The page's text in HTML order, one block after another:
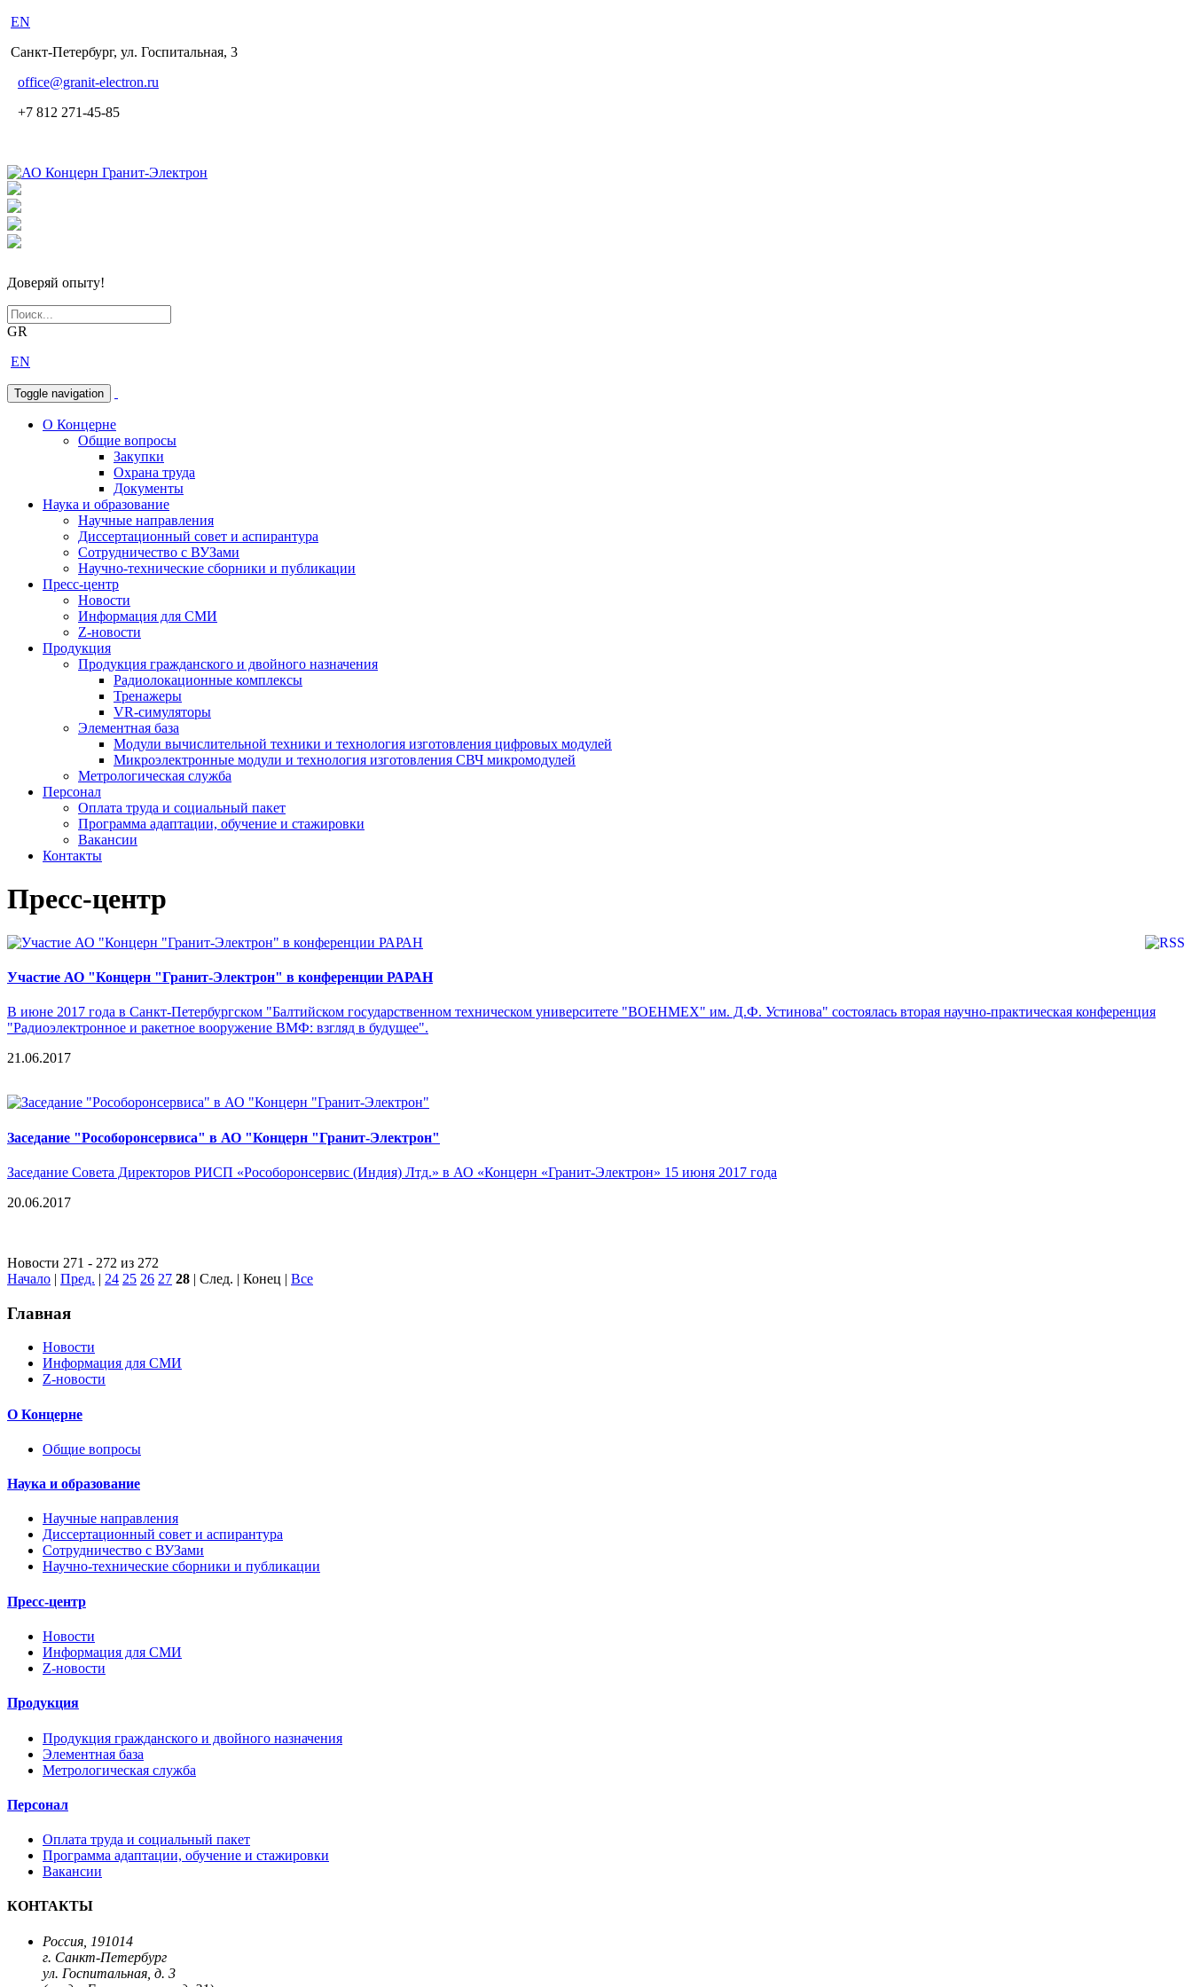
EN
Санкт-Петербург, ул. Госпитальная, 3
office@granit-electron.ru
+7 812 271-45-85
Доверяй опыту!
GR
EN
Toggle navigation
О Концерне
Общие вопросы
Закупки
Охрана труда
Документы
Наука и образование
Научные направления
Диссертационный совет и аспирантура
Сотрудничество с ВУЗами
Научно-технические сборники и публикации
Пресс-центр
Новости
Информация для СМИ
Z-новости
Продукция
Продукция гражданского и двойного назначения
Радиолокационные комплексы
Тренажеры
VR-симуляторы
Элементная база
Модули вычислительной техники и технология изготовления цифровых модулей
Микроэлектронные модули и технология изготовления СВЧ микромодулей
Метрологическая служба
Персонал
Оплата труда и социальный пакет
Программа адаптации, обучение и стажировки
Вакансии
Контакты
Пресс-центр
Участие АО "Концерн "Гранит-Электрон" в конференции РАРАН
В июне 2017 года в Санкт-Петербургском "Балтийском государственном техническом университете "ВОЕНМЕХ" им. Д.Ф. Устинова" состоялась вторая научно-практическая конференция
"Радиоэлектронное и ракетное вооружение ВМФ: взгляд в будущее".
21.06.2017
Заседание "Рособоронсервиса" в АО "Концерн "Гранит-Электрон"
Заседание Совета Директоров РИСП «Рособоронсервис (Индия) Лтд.» в АО «Концерн «Гранит-Электрон» 15 июня 2017 года
20.06.2017
Новости 271 - 272 из 272
Начало | Пред. | 24 25 26 27 28 | След. | Конец | Все
Главная
Новости
Информация для СМИ
Z-новости
О Концерне
Общие вопросы
Наука и образование
Научные направления
Диссертационный совет и аспирантура
Сотрудничество с ВУЗами
Научно-технические сборники и публикации
Пресс-центр
Новости
Информация для СМИ
Z-новости
Продукция
Продукция гражданского и двойного назначения
Элементная база
Метрологическая служба
Персонал
Оплата труда и социальный пакет
Программа адаптации, обучение и стажировки
Вакансии
КОНТАКТЫ
Россия, 191014
г. Санкт-Петербург
ул. Госпитальная, д. 3